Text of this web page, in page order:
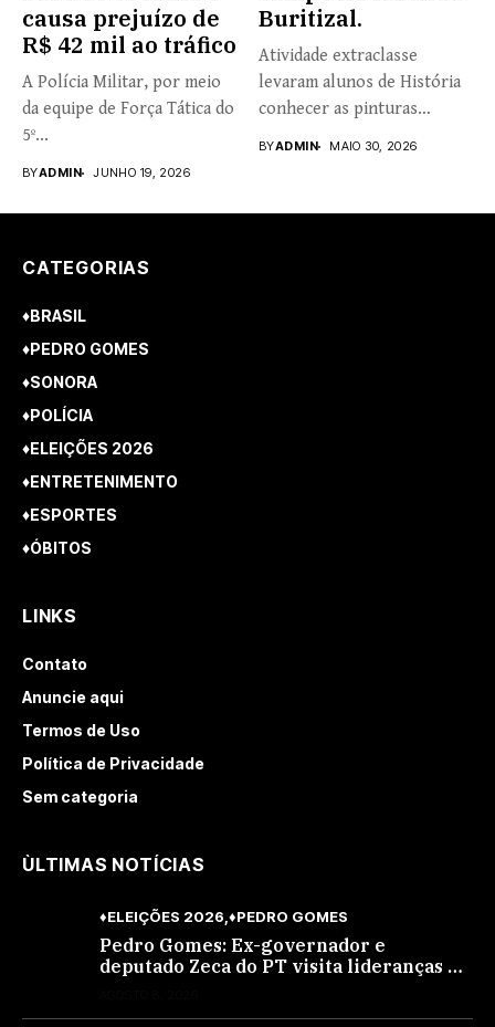
causa prejuízo de
R$ 42 mil ao tráfico
A Polícia Militar, por meio
da equipe de Força Tática do
5º...
BYADMIN JUNHO 19, 2026
Buritizal.
Atividade extraclasse
levaram alunos de História
conhecer as pinturas
BYADMIN MAIO 30, 2026
CATEGORIAS
♦BRASIL
♦PEDRO GOMES
♦SONORA
♦POLÍCIA
♦ELEIÇÕES 2026
♦ENTRETENIMENTO
♦ESPORTES
♦ÓBITOS
LINKS
Contato
Anuncie aqui
Termos de Uso
Política de Privacidade
Sem categoria
ÙLTIMAS NOTÍCIAS
♦ELEIÇÕES 2026 ♦PEDRO GOMES
Pedro Gomes: Ex-governador e
deputado Zeca do PT visita lideranças do